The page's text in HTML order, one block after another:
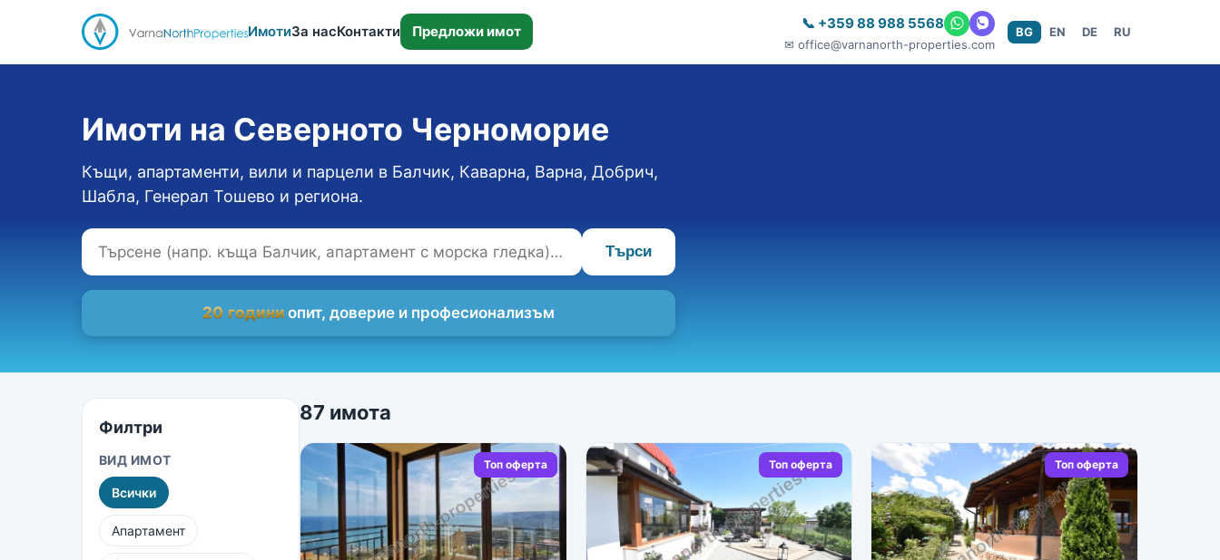
BG EN DE RU
ИмотиЗа насКонтакти Предложи имот 📞 +359 88 988 5568
✉ office@varnanorth-properties.com
Имоти на Северното Черноморие
Къщи, апартаменти, вили и парцели в Балчик, Каварна, Варна, Добрич,
Шабла, Генерал Тошево и региона.
Търси
20 години опит, доверие и професионализъм
Филтри
ВИД ИМОТ
Всички
Апартамент
87 имота
Топ оферта Топ оферта Топ оферта